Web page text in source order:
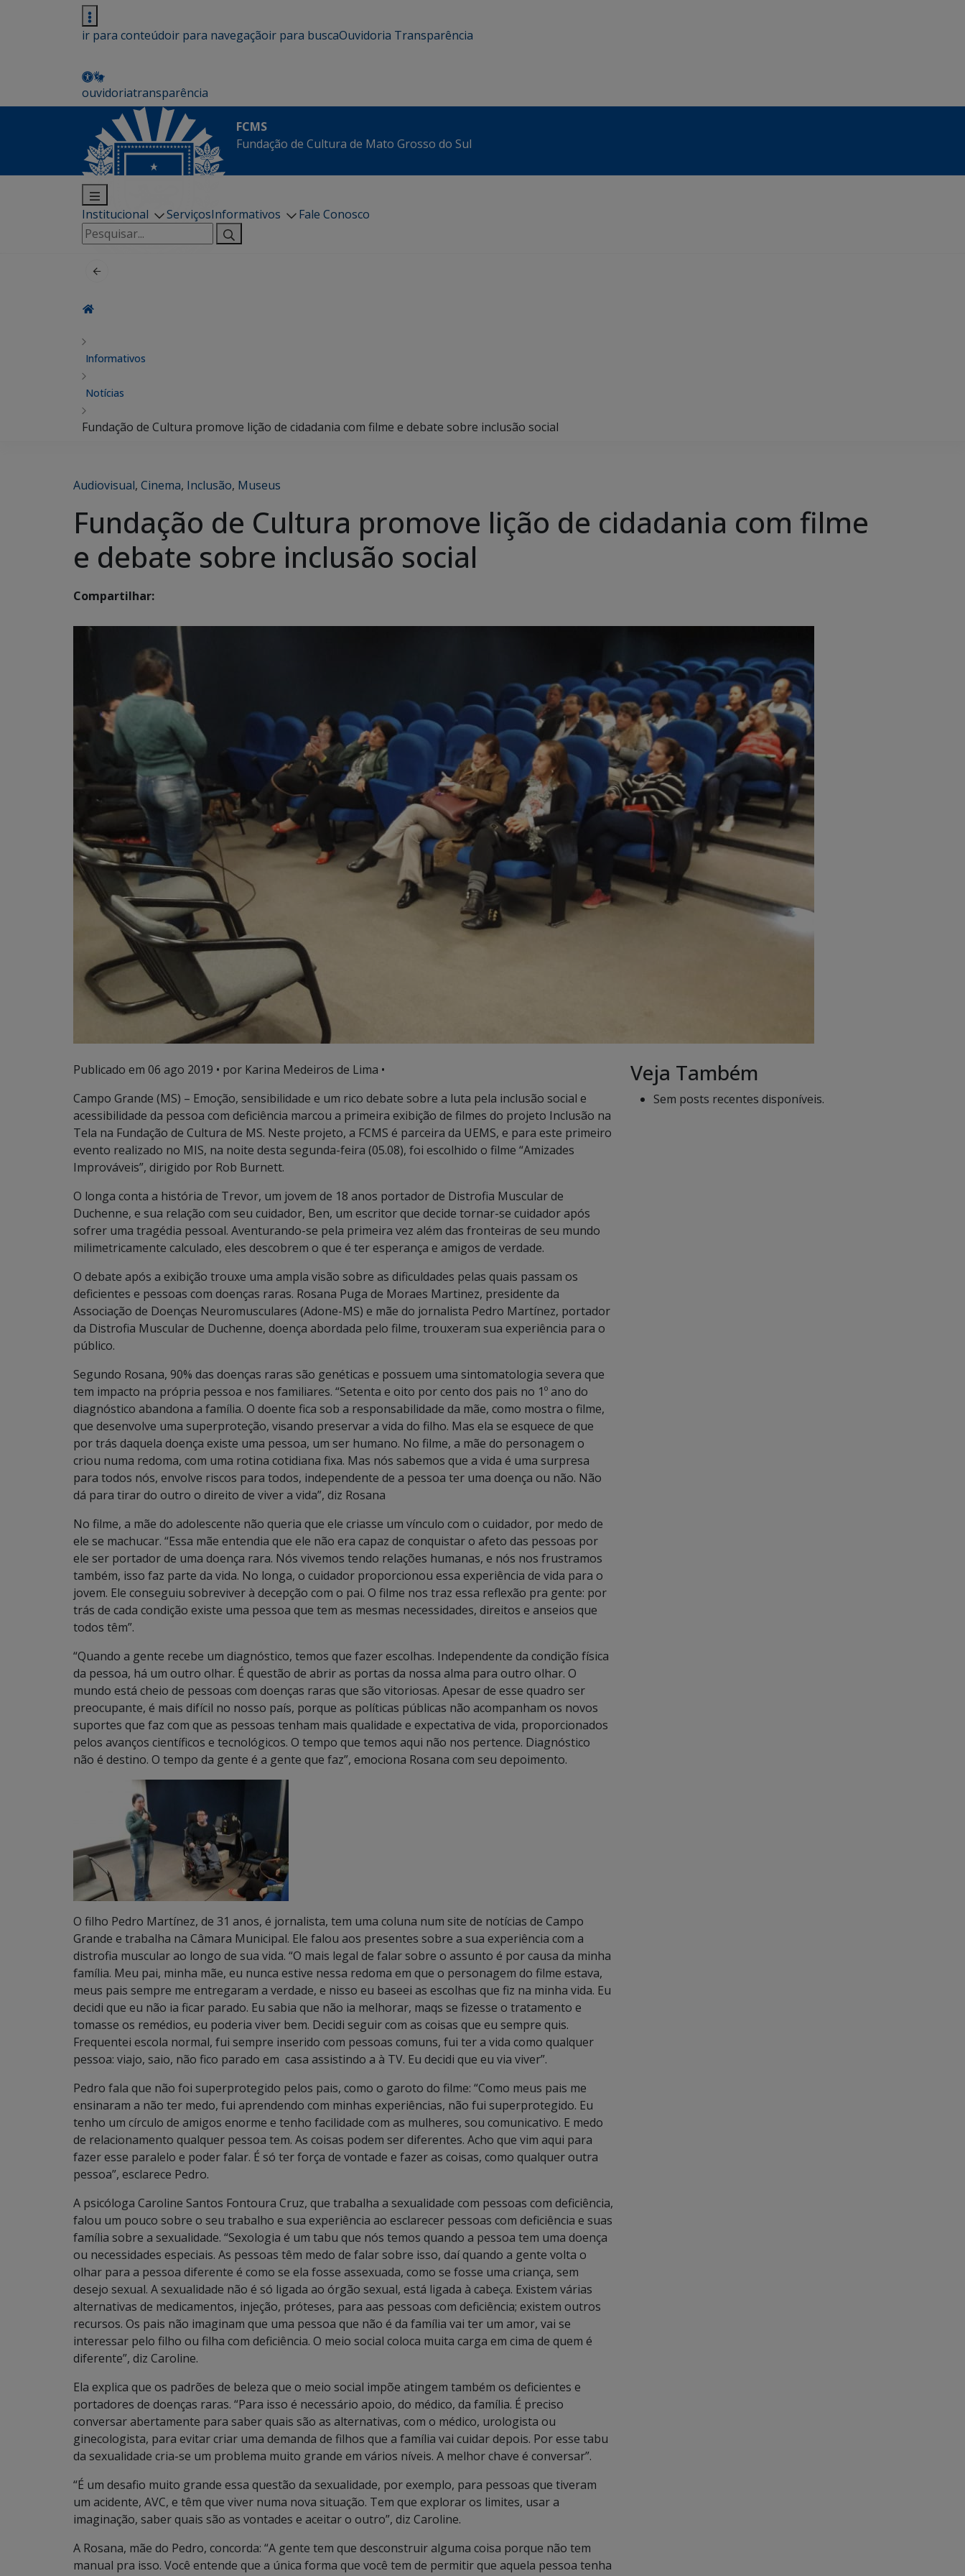
ir para conteúdoir para navegaçãoir para buscaOuvidoria Transparência
ouvidoriatransparência
FCMS
Fundação de Cultura de Mato Grosso do Sul
Institucional ServiçosInformativos
Fale Conosco
Pesquisar
por:
Informativos
Notícias
Fundação de Cultura promove lição de cidadania com filme e debate sobre inclusão social
Audiovisual, Cinema, Inclusão, Museus
Fundação de Cultura promove lição de cidadania com filme
e debate sobre inclusão social
Compartilhar:
Publicado em 06 ago 2019 • por Karina Medeiros de Lima •
Campo Grande (MS) – Emoção, sensibilidade e um rico debate sobre a luta pela inclusão social e
acessibilidade da pessoa com deficiência marcou a primeira exibição de filmes do projeto Inclusão na
Tela na Fundação de Cultura de MS. Neste projeto, a FCMS é parceira da UEMS, e para este primeiro
evento realizado no MIS, na noite desta segunda-feira (05.08), foi escolhido o filme “Amizades
Improváveis”, dirigido por Rob Burnett.
O longa conta a história de Trevor, um jovem de 18 anos portador de Distrofia Muscular de
Duchenne, e sua relação com seu cuidador, Ben, um escritor que decide tornar-se cuidador após
sofrer uma tragédia pessoal. Aventurando-se pela primeira vez além das fronteiras de seu mundo
milimetricamente calculado, eles descobrem o que é ter esperança e amigos de verdade.
O debate após a exibição trouxe uma ampla visão sobre as dificuldades pelas quais passam os
deficientes e pessoas com doenças raras. Rosana Puga de Moraes Martinez, presidente da
Associação de Doenças Neuromusculares (Adone-MS) e mãe do jornalista Pedro Martínez, portador
da Distrofia Muscular de Duchenne, doença abordada pelo filme, trouxeram sua experiência para o
público.
Segundo Rosana, 90% das doenças raras são genéticas e possuem uma sintomatologia severa que
tem impacto na própria pessoa e nos familiares. “Setenta e oito por cento dos pais no 1º ano do
diagnóstico abandona a família. O doente fica sob a responsabilidade da mãe, como mostra o filme,
que desenvolve uma superproteção, visando preservar a vida do filho. Mas ela se esquece de que
por trás daquela doença existe uma pessoa, um ser humano. No filme, a mãe do personagem o
criou numa redoma, com uma rotina cotidiana fixa. Mas nós sabemos que a vida é uma surpresa
para todos nós, envolve riscos para todos, independente de a pessoa ter uma doença ou não. Não
dá para tirar do outro o direito de viver a vida”, diz Rosana
No filme, a mãe do adolescente não queria que ele criasse um vínculo com o cuidador, por medo de
ele se machucar. “Essa mãe entendia que ele não era capaz de conquistar o afeto das pessoas por
ele ser portador de uma doença rara. Nós vivemos tendo relações humanas, e nós nos frustramos
também, isso faz parte da vida. No longa, o cuidador proporcionou essa experiência de vida para o
jovem. Ele conseguiu sobreviver à decepção com o pai. O filme nos traz essa reflexão pra gente: por
trás de cada condição existe uma pessoa que tem as mesmas necessidades, direitos e anseios que
todos têm”.
“Quando a gente recebe um diagnóstico, temos que fazer escolhas. Independente da condição física
da pessoa, há um outro olhar. É questão de abrir as portas da nossa alma para outro olhar. O
mundo está cheio de pessoas com doenças raras que são vitoriosas. Apesar de esse quadro ser
preocupante, é mais difícil no nosso país, porque as políticas públicas não acompanham os novos
suportes que faz com que as pessoas tenham mais qualidade e expectativa de vida, proporcionados
pelos avanços científicos e tecnológicos. O tempo que temos aqui não nos pertence. Diagnóstico
não é destino. O tempo da gente é a gente que faz”, emociona Rosana com seu depoimento.
O filho Pedro Martínez, de 31 anos, é jornalista, tem uma coluna num site de notícias de Campo
Grande e trabalha na Câmara Municipal. Ele falou aos presentes sobre a sua experiência com a
distrofia muscular ao longo de sua vida. “O mais legal de falar sobre o assunto é por causa da minha
família. Meu pai, minha mãe, eu nunca estive nessa redoma em que o personagem do filme estava,
meus pais sempre me entregaram a verdade, e nisso eu baseei as escolhas que fiz na minha vida. Eu
decidi que eu não ia ficar parado. Eu sabia que não ia melhorar, maqs se fizesse o tratamento e
tomasse os remédios, eu poderia viver bem. Decidi seguir com as coisas que eu sempre quis.
Frequentei escola normal, fui sempre inserido com pessoas comuns, fui ter a vida como qualquer
pessoa: viajo, saio, não fico parado em casa assistindo a à TV. Eu decidi que eu via viver”.
Pedro fala que não foi superprotegido pelos pais, como o garoto do filme: “Como meus pais me
ensinaram a não ter medo, fui aprendendo com minhas experiências, não fui superprotegido. Eu
tenho um círculo de amigos enorme e tenho facilidade com as mulheres, sou comunicativo. E medo
de relacionamento qualquer pessoa tem. As coisas podem ser diferentes. Acho que vim aqui para
fazer esse paralelo e poder falar. É só ter força de vontade e fazer as coisas, como qualquer outra
pessoa”, esclarece Pedro.
A psicóloga Caroline Santos Fontoura Cruz, que trabalha a sexualidade com pessoas com deficiência,
falou um pouco sobre o seu trabalho e sua experiência ao esclarecer pessoas com deficiência e suas
família sobre a sexualidade. “Sexologia é um tabu que nós temos quando a pessoa tem uma doença
ou necessidades especiais. As pessoas têm medo de falar sobre isso, daí quando a gente volta o
olhar para a pessoa diferente é como se ela fosse assexuada, como se fosse uma criança, sem
desejo sexual. A sexualidade não é só ligada ao órgão sexual, está ligada à cabeça. Existem várias
alternativas de medicamentos, injeção, próteses, para aas pessoas com deficiência; existem outros
recursos. Os pais não imaginam que uma pessoa que não é da família vai ter um amor, vai se
interessar pelo filho ou filha com deficiência. O meio social coloca muita carga em cima de quem é
diferente”, diz Caroline.
Ela explica que os padrões de beleza que o meio social impõe atingem também os deficientes e
portadores de doenças raras. “Para isso é necessário apoio, do médico, da família. É preciso
conversar abertamente para saber quais são as alternativas, com o médico, urologista ou
ginecologista, para evitar criar uma demanda de filhos que a família vai cuidar depois. Por esse tabu
da sexualidade cria-se um problema muito grande em vários níveis. A melhor chave é conversar”.
“É um desafio muito grande essa questão da sexualidade, por exemplo, para pessoas que tiveram
um acidente, AVC, e têm que viver numa nova situação. Tem que explorar os limites, usar a
imaginação, saber quais são as vontades e aceitar o outro”, diz Caroline.
A Rosana, mãe do Pedro, concorda: “A gente tem que desconstruir alguma coisa porque não tem
manual pra isso. Você entende que a única forma que você tem de permitir que aquela pessoa tenha
Veja Também
Sem posts recentes disponíveis.